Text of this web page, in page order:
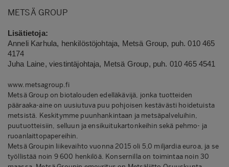
METSÄ GROUP
Lisätietoja:
Anneli Karhula, henkilöstöjohtaja, Metsä Group, puh. 010 465
4174
Juha Laine, viestintäjohtaja, Metsä Group, puh. 010 465 4541
www.metsagroup.fi
Metsä Group on biotalouden edelläkävijä, jonka tuotteiden
pääraaka-aine on uusiutuva puu pohjoisen kestävästi hoidetuista
metsistä. Keskitymme puunhankintaan ja metsäpalveluihin,
puutuotteisiin, selluun ja ensikuitukartonkeihin sekä pehmo- ja
ruoanlaittopapereihin.
Metsä Groupin liikevaihto vuonna 2015 oli 5,0 miljardia euroa, ja se
työllistää noin 9 600 henkilöä. Konsernilla on toimintaa noin 30